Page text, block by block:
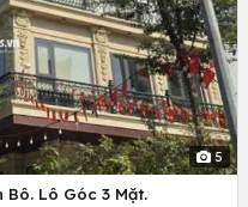
5
Bô. Lô Góc 3 Mặt.